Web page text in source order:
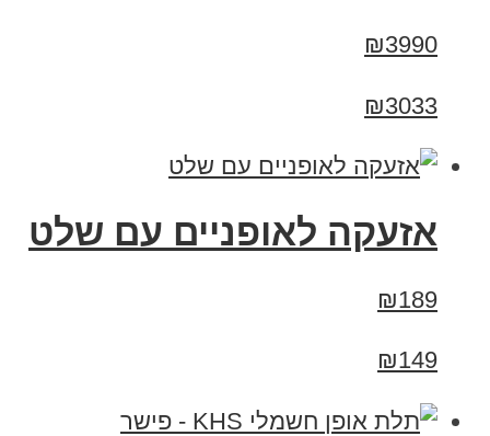
₪3990
₪3033
אזעקה לאופניים עם שלט
₪189
₪149